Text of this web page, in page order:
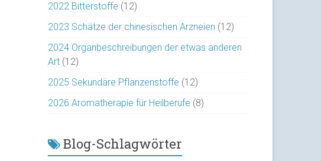
2022 Bitterstoffe (12)
2023 Schätze der chinesischen Arzneien (12)
2024 Organbeschreibungen der etwas anderen
Art (12)
2025 Sekundäre Pflanzenstoffe (12)
2026 Aromatherapie für Heilberufe (8)
Blog-Schlagwörter